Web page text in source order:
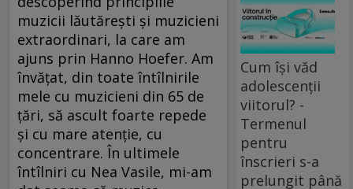
muzicii lăutăreşti şi muzicieni
extraordinari, la care am
ajuns prin Hanno Hoefer. Am
învăţat, din toate întîlnirile
mele cu muzicieni din 65 de
ţări, să ascult foarte repede
şi cu mare atenţie, cu
concentrare. În ultimele
întîlniri cu Nea Vasile, mi-am
Cum își văd
adolescenții
viitorul? -
Termenul
pentru
înscrieri s-a
prelungit până